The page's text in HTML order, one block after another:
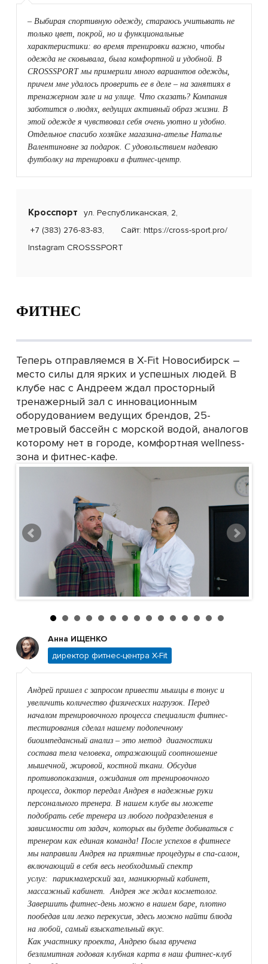
– Выбирая спортивную одежду, стараюсь учитывать не
только цвет, покрой, но и функциональные
характеристики: во время тренировки важно, чтобы
одежда не сковывала, была комфортной и удобной. В
CROSSSPORT мы примерили много вариантов одежды,
причем мне удалось проверить ее в деле – на занятиях в
тренажерном зале и на улице. Что сказать? Компания
заботится о людях, ведущих активный образ жизни. В
этой одежде я чувствовал себя очень уютно и удобно.
Отдельное спасибо хозяйке магазина-ателье Наталье
Валентиновне за подарок. С удовольствием надеваю
футболку на тренировки в фитнес-центр.
Кросспорт
ул. Республиканская, 2,
+7 (383) 276-83-83,
Сайт: https://cross-sport.pro/
Instagram CROSSSPORT
ФИТНЕС
Теперь отправляемся в X-Fit Новосибирск –
место силы для ярких и успешных людей. В
клубе нас с Андреем ждал просторный
тренажерный зал с инновационным
оборудованием ведущих брендов, 25-
метровый бассейн с морской водой, аналогов
которому нет в городе, комфортная wellness-
зона и фитнес-кафе.
Анна ИЩЕНКО
директор фитнес-центра X-Fit
Андрей пришел с запросом привести мышцы в тонус и
увеличить количество физических нагрузок. Перед
началом тренировочного процесса специалист фитнес-
тестирования сделал нашему подопечному
биоимпедансный анализ – это метод диагностики
состава тела человека, отражающий соотношение
мышечной, жировой, костной ткани. Обсудив
противопоказания, ожидания от тренировочного
процесса, доктор передал Андрея в надежные руки
персонального тренера. В нашем клубе вы можете
подобрать себе тренера из любого подразделения в
зависимости от задач, которых вы будете добиваться с
тренером как единая команда! После успехов в фитнесе
мы направили Андрея на приятные процедуры в спа-салон,
включающий в себя весь необходимый спектр
услуг: парикмахерский зал, маникюрный кабинет,
массажный кабинет. Андрея же ждал косметолог.
Завершить фитнес-день можно в нашем баре, плотно
пообедав или легко перекусив, здесь можно найти блюда
на любой, самый взыскательный вкус.
Как участнику проекта, Андрею была вручена
безлимитная годовая клубная карта в наш фитнес-клуб